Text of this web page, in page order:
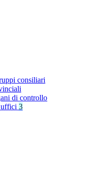
consiliari
di controllo
3